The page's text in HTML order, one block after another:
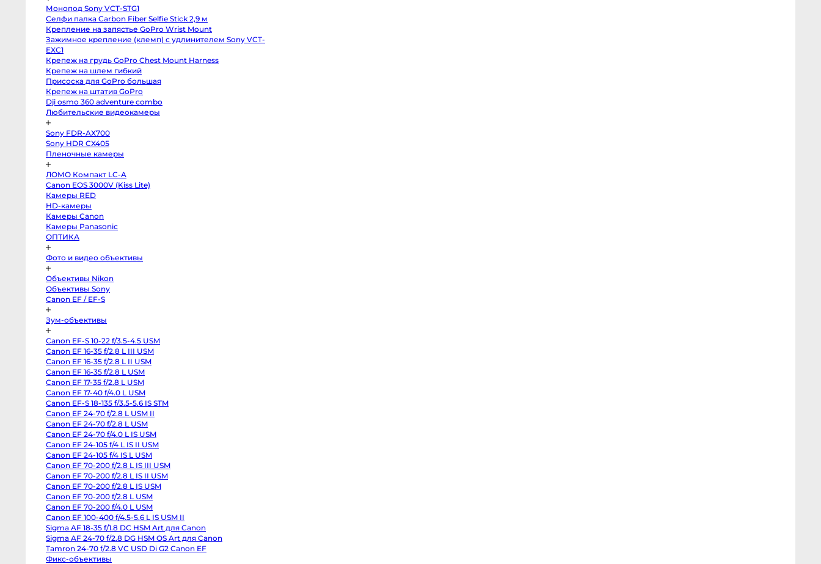
и
кинокамеры
Kinefinity
mavo
mark2
Blackmagic
Cinema
Camera
6K
FF
L-
Mount
Blackmagic
Pocket
4K
Pro
Blackmagic
Pocket
Mark
II
EF-
Mount
RED
Komodo
6K
Sony
FX3
Sony
PXW-
Z150
Sony
PXW-
Z90
Sony
FX30
Sony
PXW-
X70
Blackmagic
Pocket
Cinema
Camera
6K
Pro
PL
Sony
FX2
Sony
Монопод Sony VCT-STG1
Селфи палка Carbon Fiber Selfie Stick 2,9 м
Крепление на запястье GoPro Wrist Mount
Зажимное крепление (клемп) с удлинителем Sony VCT-
EXC1
Крепеж на грудь GoPro Chest Mount Harness
Крепеж на шлем гибкий
Присоска для GoPro большая
Крепеж на штатив GoPro
Dji osmo 360 adventure combo
Любительские видеокамеры
Sony FDR-AX700
Sony HDR CX405
Пленочные камеры
ЛОМО Компакт LC-A
Canon EOS 3000V (Kiss Lite)
Камеры RED
HD-камеры
Камеры Canon
Камеры Panasonic
ОПТИКА
Фото и видео объективы
Объективы Nikon
Объективы Sony
Canon EF / EF-S
Зум-объективы
Canon EF-S 10-22 f/3.5-4.5 USM
Canon EF 16-35 f/2.8 L III USM
Canon EF 16-35 f/2.8 L II USM
Canon EF 16-35 f/2.8 L USM
Canon EF 17-35 f/2.8 L USM
Canon EF 17-40 f/4.0 L USM
Canon EF-S 18-135 f/3.5-5.6 IS STM
Canon EF 24-70 f/2.8 L USM II
Canon EF 24-70 f/2.8 L USM
Canon EF 24-70 f/4.0 L IS USM
Canon EF 24-105 f/4 L IS II USM
Canon EF 24-105 f/4 IS L USM
Canon EF 70-200 f/2.8 L IS III USM
Canon EF 70-200 f/2.8 L IS II USM
Canon EF 70-200 f/2.8 L IS USM
Canon EF 70-200 f/2.8 L USM
Canon EF 70-200 f/4.0 L USM
Canon EF 100-400 f/4.5-5.6 L IS USM II
Sigma AF 18-35 f/1.8 DC HSM Art для Canon
Sigma AF 24-70 f/2.8 DG HSM OS Art для Canon
Tamron 24-70 f/2.8 VC USD Di G2 Canon EF
Фикс-объективы